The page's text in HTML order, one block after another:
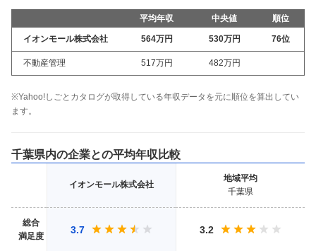
平均年収 中央値 順位
イオンモール株式会社 564万円 530万円 76位
不動産管理 517万円 482万円
※Yahoo!しごとカタログが取得している年収データを元に順位を算出してい
ます。
千葉県内の企業との平均年収比較
イオンモール株式会社
地域平均
千葉県
総合
満足度
3.7 3.2